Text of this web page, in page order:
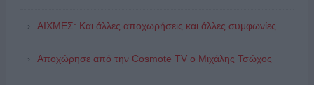
ΑΙΧΜΕΣ: Και άλλες αποχωρήσεις και άλλες συμφωνίες
Αποχώρησε από την Cosmote TV o Μιχάλης Τσώχος